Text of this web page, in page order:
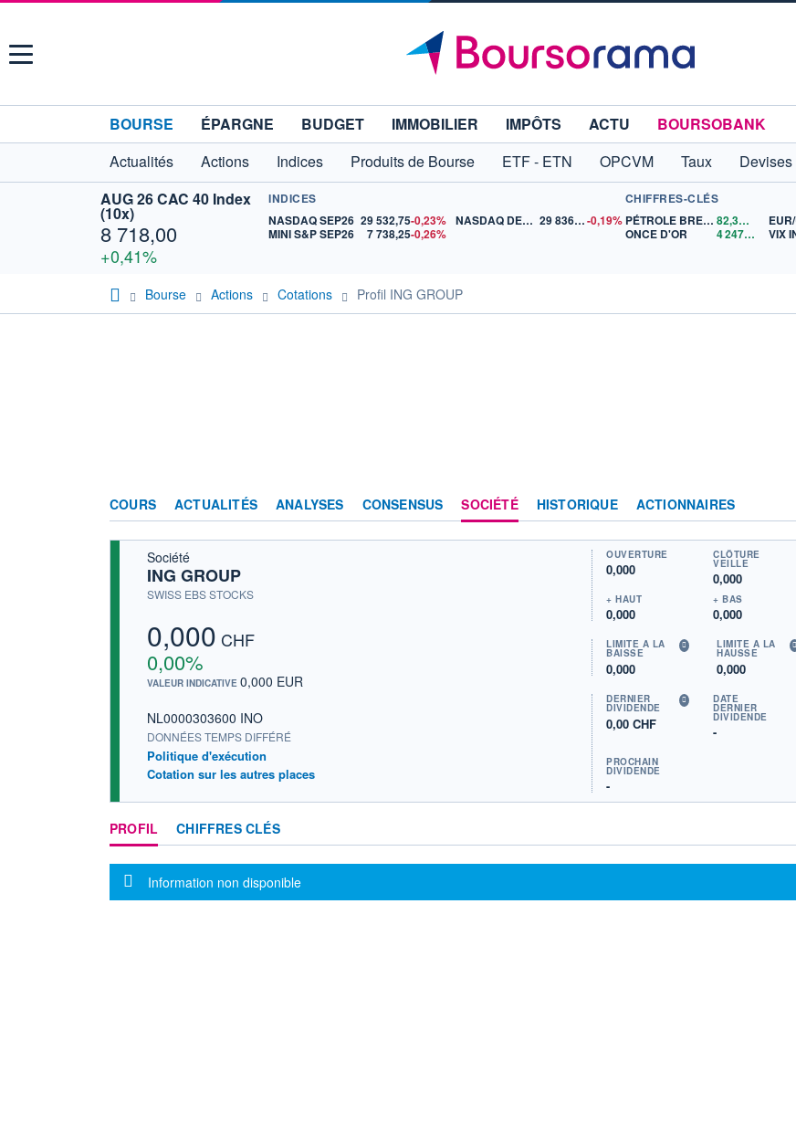
Menu
BOURSE ÉPARGNE BUDGET IMMOBILIER IMPÔTS ACTU
BOURSOBANK
Actualités
Actions Indices Produits de Bourse ETF - ETN OPCVM Taux Devises
AUG 26 CAC 40 Index
(10x)
8 718,00
+0,41%
INDICES
NASDAQ SEP26 29 532,75-0,23%
MINI S&P SEP26
7 738,25-0,26%
NASDAQ DEC26 29 836,50-0,19%
CHIFFRES-CLÉS
PÉTROLE BRENT
82,30$US
ONCE D'OR
4 247,77 $US
VIX
Bourse Actions Cotations Profil ING GROUP
COURS ACTUALITÉS ANALYSES CONSENSUS SOCIÉTÉ HISTORIQUE ACTIONNAIRES
Société
ING GROUP
SWISS EBS STOCKS
0,000 CHF
0,00%
VALEUR INDICATIVE 0,000 EUR
NL0000303600 INO
DONNÉES TEMPS DIFFÉRÉ
Politique d'exécution
Cotation sur les autres places
OUVERTURE
0,000
CLÔTURE
VEILLE
0,000
+ HAUT
0,000
+ BAS
0,000
LIMITE À LA
BAISSE
0,000
LIMITE À LA
HAUSSE
0,000
DERNIER
DIVIDENDE
0,00 CHF
DATE
DERNIER
DIVIDENDE
-
PROCHAIN
DIVIDENDE
-
PROFIL CHIFFRES CLÉS
Message d'information
Information non disponible